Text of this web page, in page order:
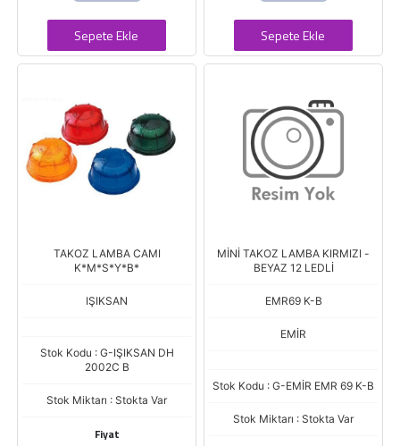
Sepete Ekle Sepete Ekle
TAKOZ LAMBA CAMI
K*M*S*Y*B*
IŞIKSAN
Stok Kodu : G-IŞIKSAN DH
2002C B
Stok Miktarı : Stokta Var
Fiyat
MİNİ TAKOZ LAMBA KIRMIZI -
BEYAZ 12 LEDLİ
EMR69 K-B
EMİR
Stok Kodu : G-EMİR EMR 69 K-B
Stok Miktarı : Stokta Var